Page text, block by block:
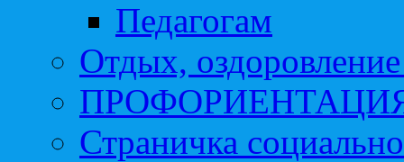
Педагогам
Отдых, оздоровление
Страничка